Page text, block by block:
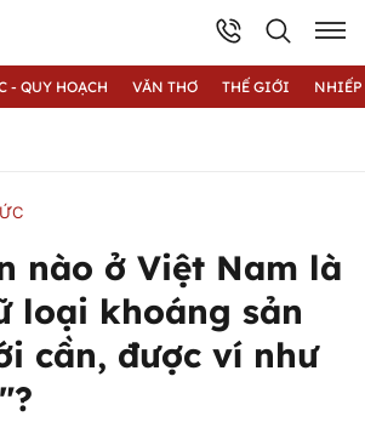
- QUY HOẠCH VĂN THƠ THẾ GIỚI
nào ở Việt Nam là
loại khoáng sản
cần, được ví như